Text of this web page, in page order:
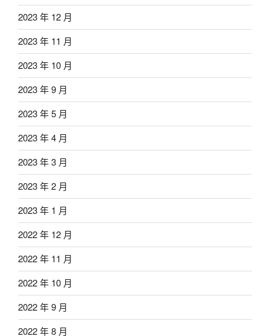
2023 年 12 月
2023 年 11 月
2023 年 10 月
2023 年 9 月
2023 年 5 月
2023 年 4 月
2023 年 3 月
2023 年 2 月
2023 年 1 月
2022 年 12 月
2022 年 11 月
2022 年 10 月
2022 年 9 月
2022 年 8 月